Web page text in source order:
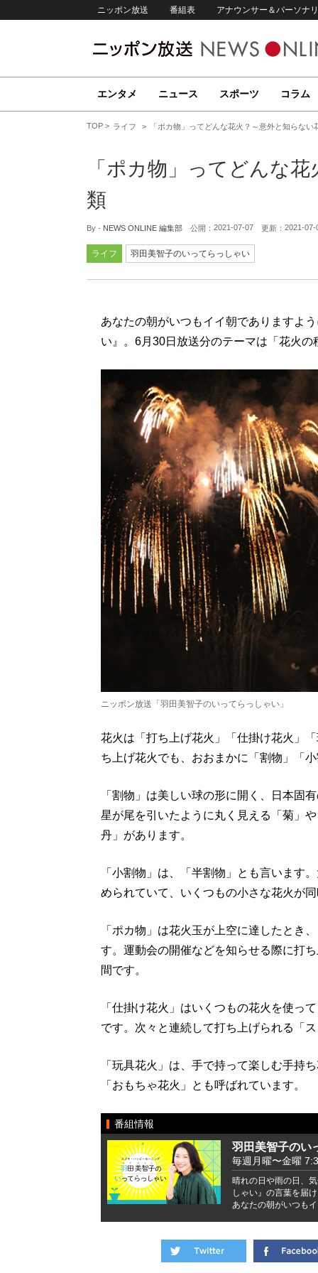
ニッポン放送 番組表 アナウンサー＆パーソナ
エンタメ ニュース スポーツ コラム
TOP ライフ 「ポカ物」ってどんな花火？～意外と知らない
「ポカ物」ってどんな
類
By - NEWS ONLINE 編集部 公開： 2021-07-07 更新： 2021-07-
ライフ 羽田美智子のいってらっしゃい
あなたの朝がいつもイイ朝でありますよ
い』。6月30日放送分のテーマは「花火の
ニッポン放送「羽田美智子のいってらっしゃい」
花火は「打ち上げ花火」「仕掛け花火」
ち上げ花火でも、おおまかに「割物」「
「割物」は美しい球の形に開く、日本固
星が尾を引いたように丸く見える「菊」
丹」があります。
「小割物」は、「半割物」とも言います
められていて、いくつもの小さな花火が
「ポカ物」は花火玉が上空に達したとき
す。運動会の開催などを知らせる際に打
間です。
「仕掛け花火」はいくつもの花火を使っ
です。次々と連続して打ち上げられる「
「玩具花火」は、手で持って楽しむ手持
「おもちゃ花火」とも呼ばれています。
番組情報
羽田美智子のい
毎週月曜〜金曜
晴れの日や雨の日、
しゃい』の言葉を届
あなたの朝がいつも